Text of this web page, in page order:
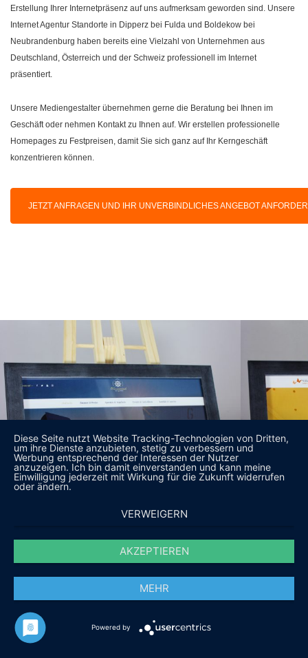
Erstellung Ihrer Internetpräsenz auf uns aufmerksam geworden sind. Unsere
Internet Agentur Standorte in Dipperz bei Fulda und Boldekow bei
Neubrandenburg haben bereits eine Vielzahl von Unternehmen aus
Deutschland, Österreich und der Schweiz professionell im Internet
präsentiert.
Unsere Mediengestalter übernehmen gerne die Beratung bei Ihnen im
Geschäft oder nehmen Kontakt zu Ihnen auf. Wir erstellen professionelle
Homepages zu Festpreisen, damit Sie sich ganz auf Ihr Kerngeschäft
konzentrieren können.
JETZT ANFRAGEN UND IHR UNVERBINDLICHES ANGEBOT
Diese Seite nutzt Website Tracking-Technologien von Dritten,
um ihre Dienste anzubieten, stetig zu verbessern und
Werbung entsprechend der Interessen der Nutzer
anzuzeigen. Ich bin damit einverstanden und kann meine
Einwilligung jederzeit mit Wirkung für die Zukunft widerrufen
oder ändern.
VERWEIGERN
AKZEPTIEREN
MEHR
Powered by